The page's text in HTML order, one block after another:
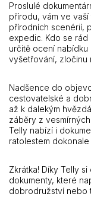
Proslulé
přírodu, vám ve
přírodních scenérií,
expedic. Kdo se rád
určitě ocení
vyšetřování, zločinu
Nadšence do
cestovatelské a
až k dalekým
záběry z
Telly nabízí i
ratolestem
Zkrátka! Díky Telly
dokumenty, které
dobrodružství nebo